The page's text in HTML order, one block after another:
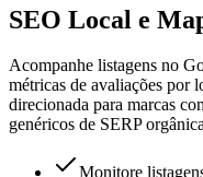
SEO Local e
Acompanhe listagens no
métricas de avaliações por
direcionada para marcas
genéricos de SERP
Monitore